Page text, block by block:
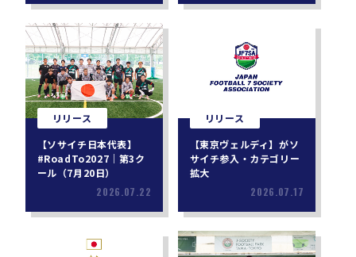
リリース
【ソサイチ日本代表】
#RoadTo2027｜第3ク
ール（7月20日）
2026.07.22
リリース
【東京ヴェルディ】がソ
サイチ参入・カテゴリー
拡大
2026.07.17